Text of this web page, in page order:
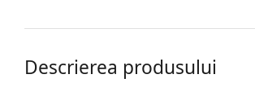
Descrierea produsului